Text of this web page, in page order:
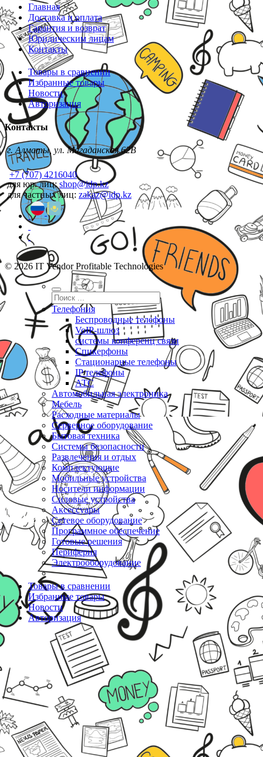
Главная
Доставка и оплата
Гарантия и возврат
Юридическим лицам
Контакты
Товары в сравнении
Избранные товары
Новости
Авторизация
Контакты
г. Алматы, ул. Магаданская 62В
+7 (707) 4216040
для юр. лиц:shop@idp.kz
для частных лиц: zakaz@idp.kz
© 2026 IT Vendor Profitable Technologies
Телефония
Беспроводные телефоны
VoIP-шлюз
системы конференц связи
Спикерфоны
Стационарные телефоны
IP телефоны
АТС
Автомобильная электроника
Мебель
Расходные материалы
Серверное оборудование
Бытовая техника
Системы безопасности
Развлечения и отдых
Комплектующие
Мобильные устройства
Носители информации
Силовые устройства
Аксессуары
Сетевое оборудование
Программное обеспечение
Готовые решения
Периферия
Электрооборудование
Товары в сравнении
Избранные товары
Новости
Авторизация